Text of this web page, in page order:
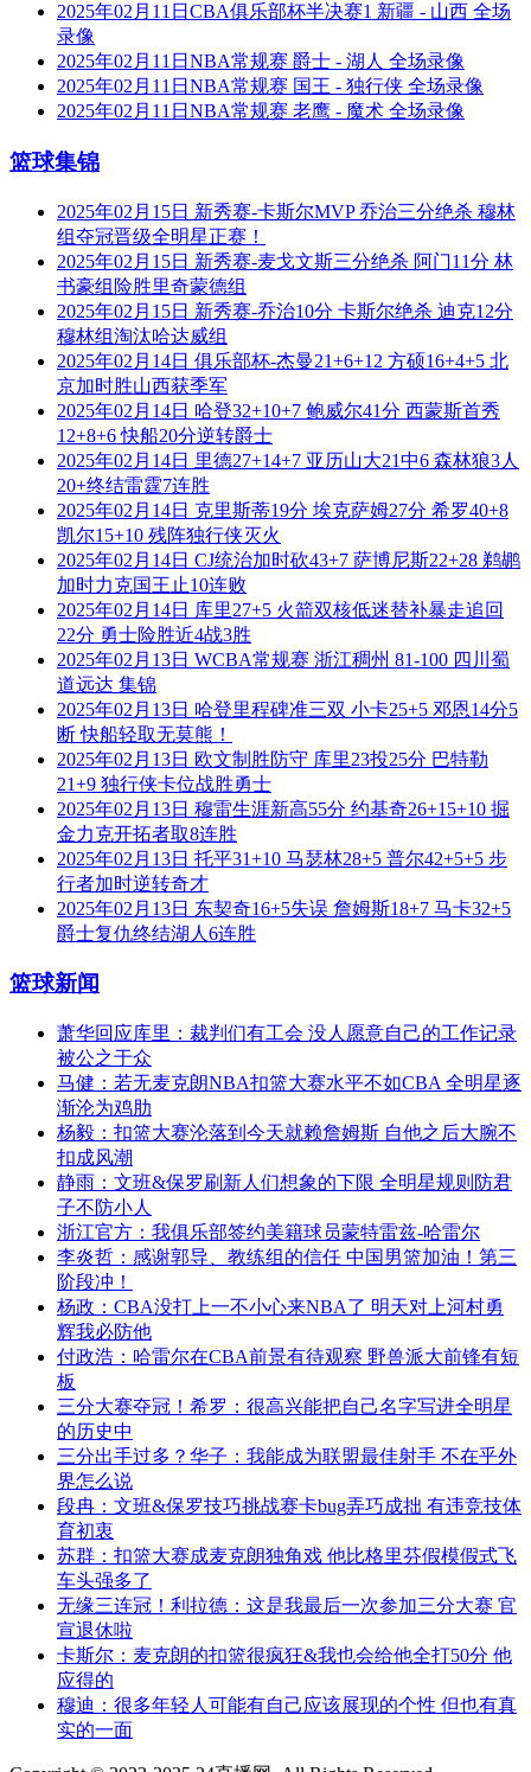
2025年02月11日CBA俱乐部杯半决赛1 新疆 - 山西 全场
录像
2025年02月11日NBA常规赛 爵士 - 湖人 全场录像
2025年02月11日NBA常规赛 国王 - 独行侠 全场录像
2025年02月11日NBA常规赛 老鹰 - 魔术 全场录像
篮球集锦
2025年02月15日 新秀赛-卡斯尔MVP 乔治三分绝杀 穆林
组夺冠晋级全明星正赛！
2025年02月15日 新秀赛-麦戈文斯三分绝杀 阿门11分 林
书豪组险胜里奇蒙德组
2025年02月15日 新秀赛-乔治10分 卡斯尔绝杀 迪克12分
穆林组淘汰哈达威组
2025年02月14日 俱乐部杯-杰曼21+6+12 方硕16+4+5 北
京加时胜山西获季军
2025年02月14日 哈登32+10+7 鲍威尔41分 西蒙斯首秀
12+8+6 快船20分逆转爵士
2025年02月14日 里德27+14+7 亚历山大21中6 森林狼3人
20+终结雷霆7连胜
2025年02月14日 克里斯蒂19分 埃克萨姆27分 希罗40+8
凯尔15+10 残阵独行侠灭火
2025年02月14日 CJ统治加时砍43+7 萨博尼斯22+28 鹈鹕
加时力克国王止10连败
2025年02月14日 库里27+5 火箭双核低迷替补暴走追回
22分 勇士险胜近4战3胜
2025年02月13日 WCBA常规赛 浙江稠州 81-100 四川蜀
道远达 集锦
2025年02月13日 哈登里程碑准三双 小卡25+5 邓恩14分5
断 快船轻取无莫熊！
2025年02月13日 欧文制胜防守 库里23投25分 巴特勒
21+9 独行侠卡位战胜勇士
2025年02月13日 穆雷生涯新高55分 约基奇26+15+10 掘
金力克开拓者取8连胜
2025年02月13日 托平31+10 马瑟林28+5 普尔42+5+5 步
行者加时逆转奇才
2025年02月13日 东契奇16+5失误 詹姆斯18+7 马卡32+5
爵士复仇终结湖人6连胜
篮球新闻
萧华回应库里：裁判们有工会 没人愿意自己的工作记录
被公之于众
马健：若无麦克朗NBA扣篮大赛水平不如CBA 全明星逐
渐沦为鸡肋
杨毅：扣篮大赛沦落到今天就赖詹姆斯 自他之后大腕不
扣成风潮
静雨：文班&保罗刷新人们想象的下限 全明星规则防君
子不防小人
浙江官方：我俱乐部签约美籍球员蒙特雷兹-哈雷尔
李炎哲：感谢郭导、教练组的信任 中国男篮加油！第三
阶段冲！
杨政：CBA没打上一不小心来NBA了 明天对上河村勇
辉我必防他
付政浩：哈雷尔在CBA前景有待观察 野兽派大前锋有短
板
三分大赛夺冠！希罗：很高兴能把自己名字写进全明星
的历史中
三分出手过多？华子：我能成为联盟最佳射手 不在乎外
界怎么说
段冉：文班&保罗技巧挑战赛卡bug弄巧成拙 有违竞技体
育初衷
苏群：扣篮大赛成麦克朗独角戏 他比格里芬假模假式飞
车头强多了
无缘三连冠！利拉德：这是我最后一次参加三分大赛 官
宣退休啦
卡斯尔：麦克朗的扣篮很疯狂&我也会给他全打50分 他
应得的
穆迪：很多年轻人可能有自己应该展现的个性 但也有真
实的一面